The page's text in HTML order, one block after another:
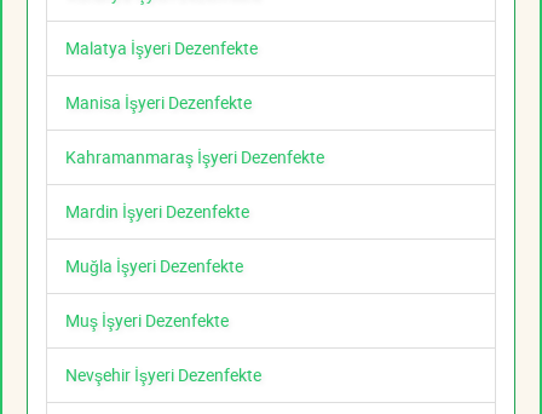
Malatya İşyeri Dezenfekte
Manisa İşyeri Dezenfekte
Kahramanmaraş İşyeri Dezenfekte
Mardin İşyeri Dezenfekte
Muğla İşyeri Dezenfekte
Muş İşyeri Dezenfekte
Nevşehir İşyeri Dezenfekte